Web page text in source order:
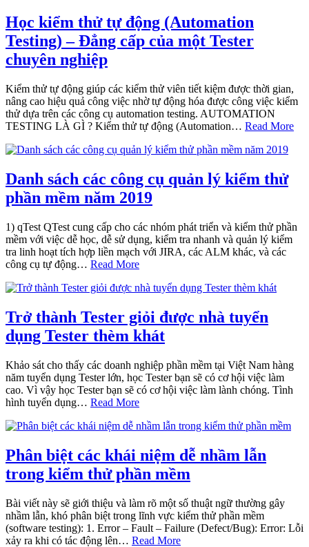
Học kiểm thử tự động (Automation
Testing) – Đẳng cấp của một Tester
chuyên nghiệp
Kiểm thử tự động giúp các kiểm thử viên tiết kiệm được thời gian,
nâng cao hiệu quả công việc nhờ tự động hóa được công việc kiểm
thử dựa trên các công cụ automation testing. AUTOMATION
TESTING LÀ GÌ ? Kiểm thử tự động (Automation… Read More
Danh sách các công cụ quản lý kiểm thử
phần mềm năm 2019
1) qTest QTest cung cấp cho các nhóm phát triển và kiểm thử phần
mềm với việc dễ học, dễ sử dụng, kiểm tra nhanh và quản lý kiểm
tra linh hoạt tích hợp liền mạch với JIRA, các ALM khác, và các
công cụ tự động… Read More
Trở thành Tester giỏi được nhà tuyển
dụng Tester thèm khát
Khảo sát cho thấy các doanh nghiệp phần mềm tại Việt Nam hàng
năm tuyển dụng Tester lớn, học Tester bạn sẽ có cơ hội việc làm
cao. Vì vậy học Tester bạn sẽ có cơ hội việc làm lành chóng. Tình
hình tuyển dụng… Read More
Phân biệt các khái niệm dễ nhầm lẫn
trong kiểm thử phần mềm
Bài viết này sẽ giới thiệu và làm rõ một số thuật ngữ thường gây
nhầm lẫn, khó phân biệt trong lĩnh vực kiểm thử phần mềm
(software testing): 1. Error – Fault – Failure (Defect/Bug): Error: Lỗi
xảy ra khi có tác động lên… Read More